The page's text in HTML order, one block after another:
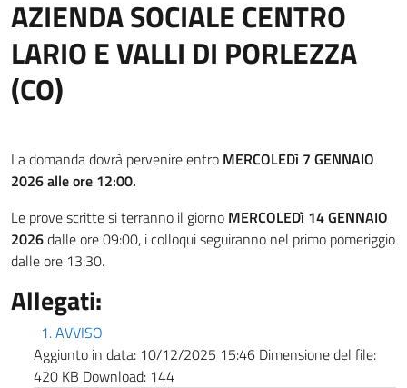
AZIENDA SOCIALE CENTRO
LARIO E VALLI DI PORLEZZA
(CO)
La domanda dovrà pervenire entro MERCOLEDì 7 GENNAIO
2026 alle ore 12:00.
Le prove scritte si terranno il giorno MERCOLEDì 14 GENNAIO
2026dalle ore 09:00, i colloqui seguiranno nel primo pomeriggio
dalle ore 13:30.
Allegati:
1. AVVISO
Aggiunto in data: 10/12/2025 15:46 Dimensione del file:
420 KB Download: 144